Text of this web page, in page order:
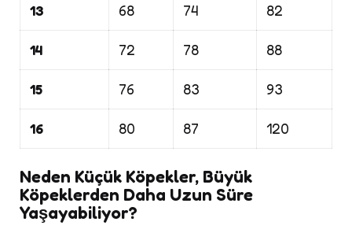
13 68 74 82
14 72 78 88
15 76 83 93
16 80 87 120
Neden Küçük Köpekler, Büyük
Köpeklerden Daha Uzun Süre
Yaşayabiliyor?